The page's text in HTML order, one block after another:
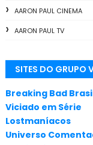
AARON PAUL CINEMA
AARON PAUL TV
ANIMAÇÃO
ANNA GUNN
APLICATIVOS
ARTES
SITES DO GRUPO
Breaking Bad
Viciado em Série
Lostmaníacos
Universo